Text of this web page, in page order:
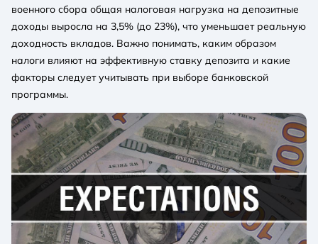
военного сбора общая налоговая нагрузка на депозитные
доходы выросла на 3,5% (до 23%), что уменьшает реальную
доходность вкладов. Важно понимать, каким образом
налоги влияют на эффективную ставку депозита и какие
факторы следует учитывать при выборе банковской
программы.